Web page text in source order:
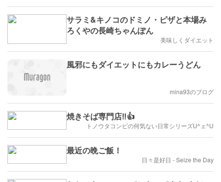
サラミ&キノコのドミノ・ピザと本場み
ろくやの長崎ちゃんぽん
美味しくダイエット
風邪にもダイエットにもカレーうどん
mina93のブログ
焼きそば専門店‼️👍
トノウタコンビの何気ない日常シリーズU^ェ^U
最近の晩ご飯！
日々是好日 - Seize the Day